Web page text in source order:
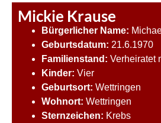
Mickie Krause
Bürgerlicher Name:
Geburtsdatum: 21.6.1970
Familienstand: Verheiratet
Kinder: Vier
Geburtsort: Wettringen
Wohnort: Wettringen
Sternzeichen: Krebs